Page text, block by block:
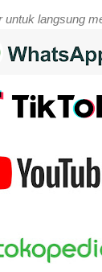
untuk langsung